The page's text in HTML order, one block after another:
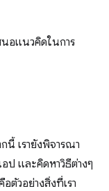
นอแนวคิดในการ
นี้ เรายังพิจารณา
ป และคิดหาวิธีต่างๆ
ตัวอย่างสิ่งที่เรา